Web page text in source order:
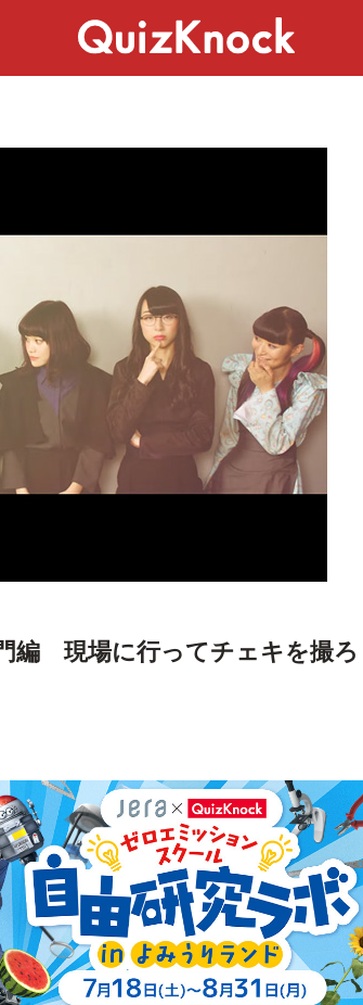
編 現場に行ってチェキを撮ろ